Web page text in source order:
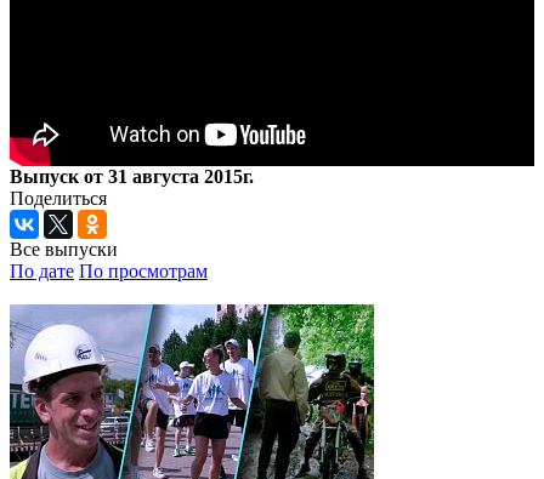
Выпуск от 31 августа 2015г.
Поделиться
Все выпуски
По дате По просмотрам